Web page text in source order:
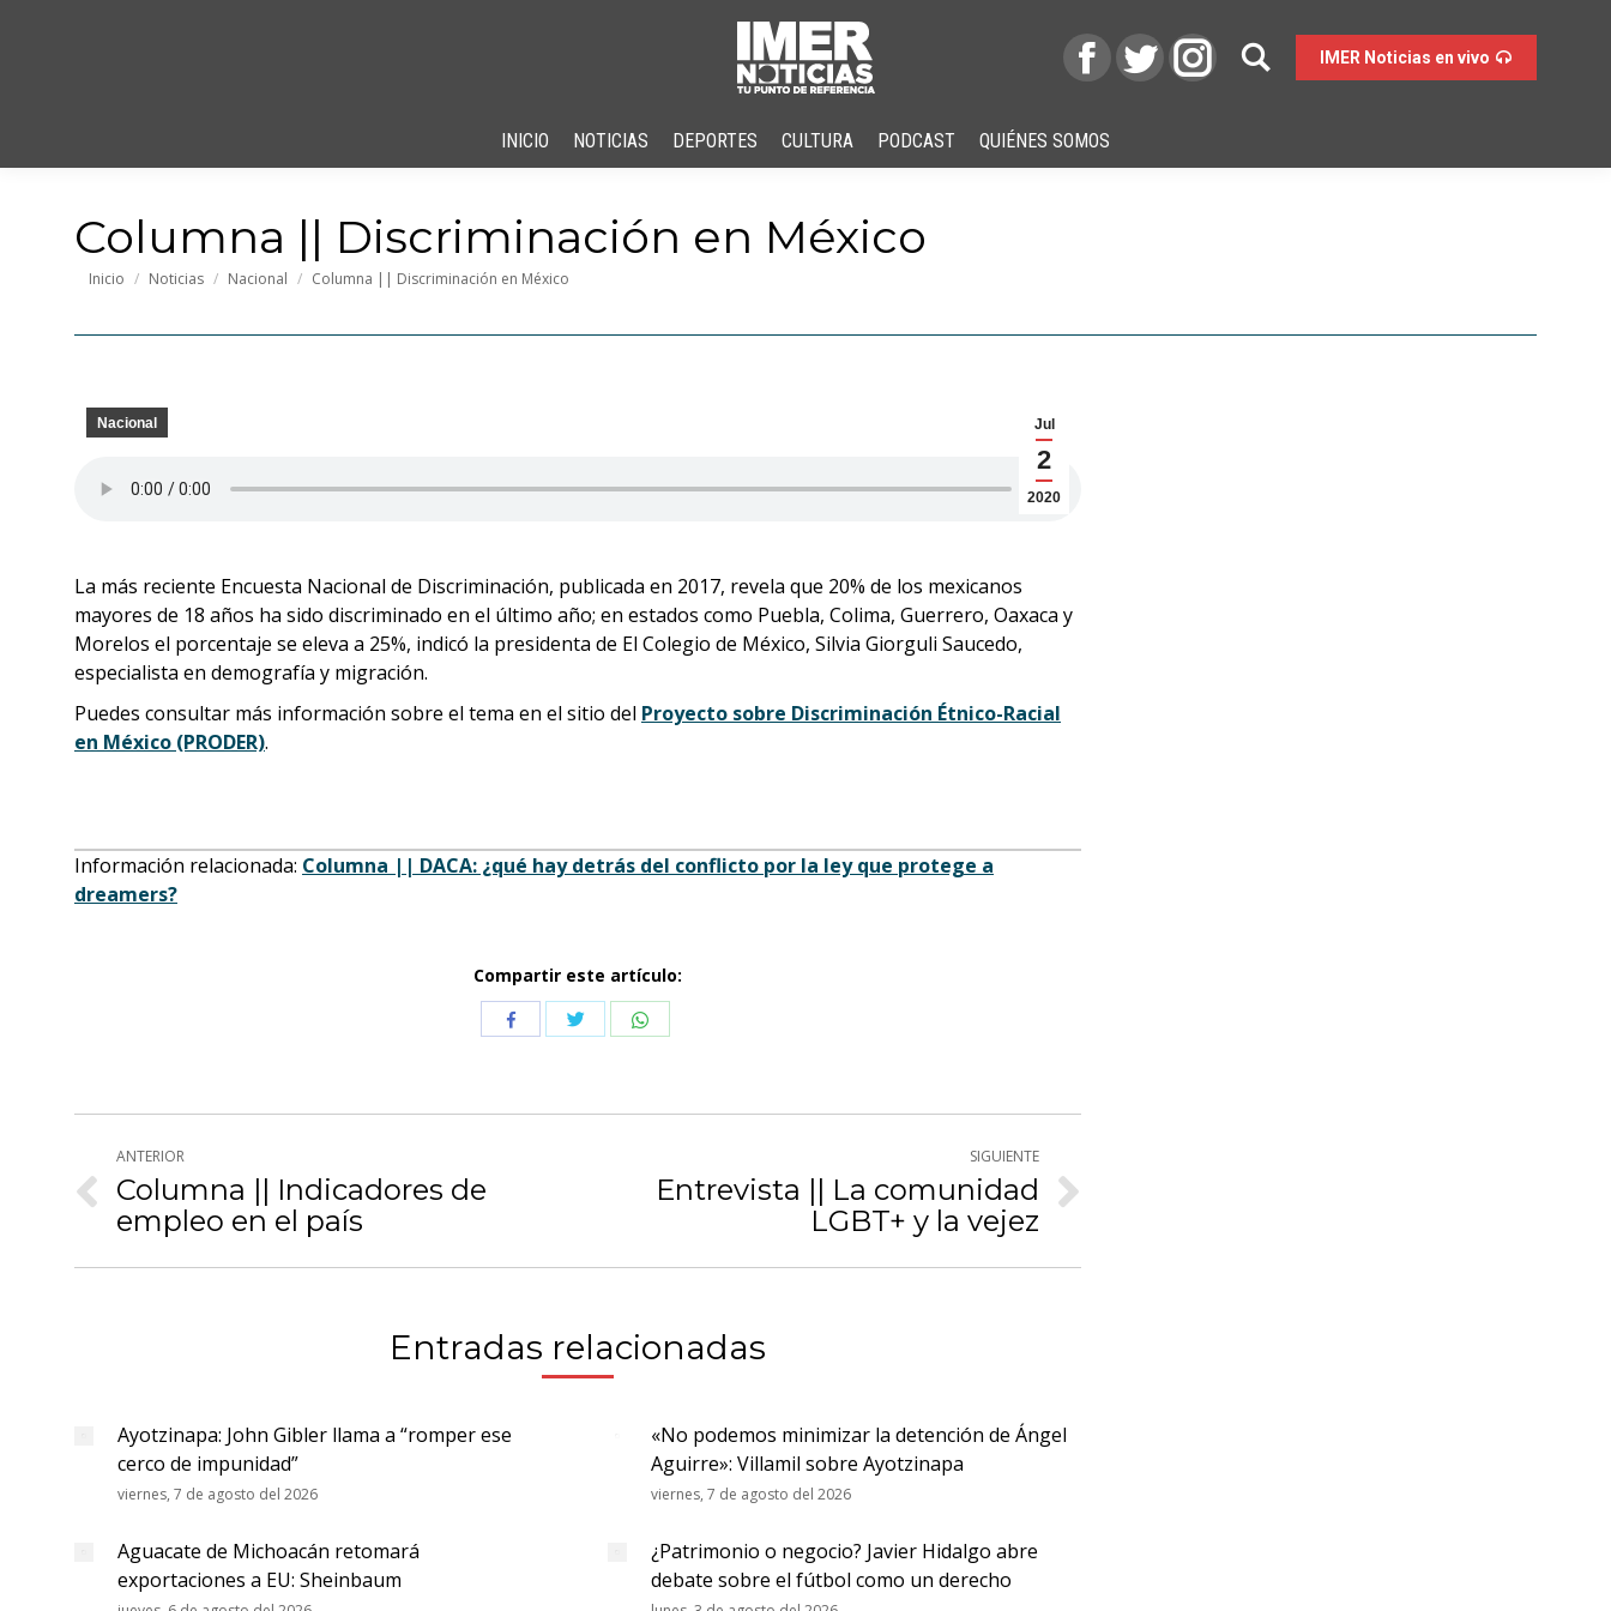
IMER Noticias en vivo
INICIO NOTICIAS DEPORTES CULTURA PODCAST QUIÉNES SOMOS
Columna || Discriminación en México
Estás aquí:
Inicio Noticias Nacional Columna || Discriminación en México
Jul
2
2020
Nacional
La más reciente Encuesta Nacional de Discriminación, publicada en 2017, revela que 20% de los mexicanos
mayores de 18 años ha sido discriminado en el último año; en estados como Puebla, Colima, Guerrero, Oaxaca y
Morelos el porcentaje se eleva a 25%, indicó la presidenta de El Colegio de México, Silvia Giorguli Saucedo,
especialista en demografía y migración.
Puedes consultar más información sobre el tema en el sitio del Proyecto sobre Discriminación Étnico-Racial
en México (PRODER).
Información relacionada: Columna || DACA: ¿qué hay detrás del conflicto por la ley que protege a
dreamers?
Compartir este artículo:
CompartirCompartirCompartir
Navegación
entre
publicaciones
ANTERIOR
Publicación
anterior:
Columna || Indicadores de
empleo en el país
SIGUIENTE
Publicación
Entrevista || La comunidad
LGBT+ y la vejez
Entradas relacionadas
Ayotzinapa: John Gibler llama a “romper ese
cerco de impunidad”
viernes, 7 de agosto del 2026
«No podemos minimizar la detención de Ángel
Aguirre»: Villamil sobre Ayotzinapa
viernes, 7 de agosto del 2026
Aguacate de Michoacán retomará
exportaciones a EU: Sheinbaum
¿Patrimonio o negocio? Javier Hidalgo abre
debate sobre el fútbol como un derecho